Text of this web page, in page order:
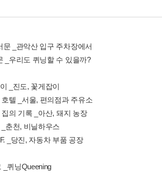
문 _관악산 입구 주차장에서
_우리도 퀴닝할 수 있을까?
_진도, 꽃게잡이
텔 _서울, 편의점과 주유소
의 기록 _아산, 돼지 농장
춘천, 비닐하우스
_당진, 자동차 부품 공장
_퀴닝Queening